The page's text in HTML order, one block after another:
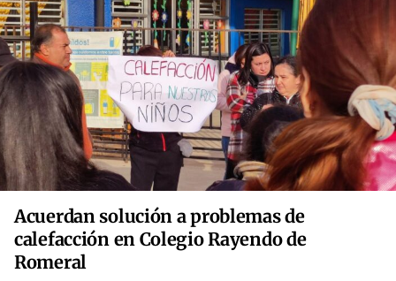
Acuerdan solución a problemas de
calefacción en Colegio Rayendo de
Romeral